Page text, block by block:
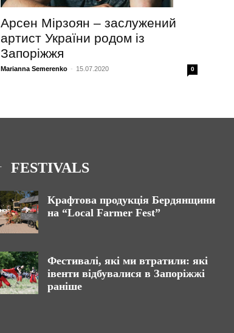
Арсен Мірзоян – заслужений
артист України родом із
Запоріжжя
Marianna Semerenko - 15.07.2020 0
FESTIVALS
Крафтова продукція Бердянщини
на “Local Farmer Fest”
Фестивалі, які ми втратили: які
івенти відбувалися в Запоріжжі
раніше